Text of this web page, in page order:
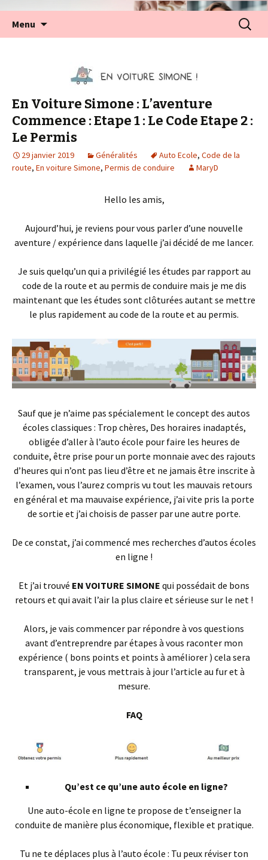
Menu
En Voiture Simone : L’aventure
Commence : Etape 1 : Le Code Etape 2 :
Le Permis
29 janvier 2019 Généralités Auto Ecole, Code de la
route, En voiture Simone, Permis de conduire MaryD
Hello les amis,
Aujourd’hui, je reviens pour vous parler d’une nouvelle
aventure / expérience dans laquelle j’ai décidé de me lancer.
Je suis quelqu’un qui a privilégié les études par rapport au
code de la route et au permis de conduire mais je me dis
maintenant que les études sont clôturées autant se mettre
le plus rapidement au code de la route et au permis.
Sauf que je n’aime pas spécialement le concept des autos
écoles classiques : Trop chères, Des horaires inadaptés,
obligée d’aller à l’auto école pour faire les heures de
conduite, être prise pour un porte monnaie avec des rajouts
d’heures qui n’ont pas lieu d’être et ne jamais être inscrite à
l’examen, vous l’aurez compris vu tout les mauvais retours
en général et ma mauvaise expérience, j’ai vite pris la porte
de sortie et j’ai choisis de passer par une autre porte.
De ce constat, j’ai commencé mes recherches d’autos écoles
en ligne !
Et j’ai trouvé EN VOITURE SIMONE qui possédait de bons
retours et qui avait l’air la plus claire et sérieuse sur le net !
Alors, je vais commencer par répondre à vos questions
avant d’entreprendre par étapes à vous raconter mon
expérience ( bons points et points à améliorer ) cela sera
transparent, je vous mettrais à jour l’article au fur et à
mesure.
FAQ
Qu’est ce qu’une auto école en ligne?
Une auto-école en ligne te propose de t’enseigner la
conduite de manière plus économique, flexible et pratique.
Tu ne te déplaces plus à l’auto école : Tu peux réviser ton